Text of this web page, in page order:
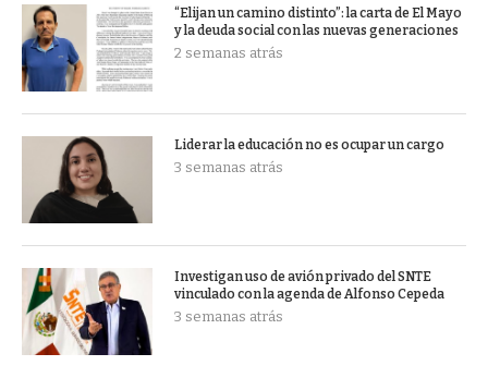
“Elijan un camino distinto”: la carta de El Mayo
y la deuda social con las nuevas generaciones
2 semanas atrás
Liderar la educación no es ocupar un cargo
3 semanas atrás
Investigan uso de avión privado del SNTE
vinculado con la agenda de Alfonso Cepeda
3 semanas atrás